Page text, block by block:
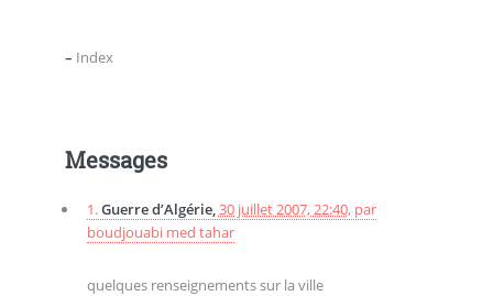
– Index
Messages
1.Guerre d’Algérie,30 juillet 2007, 22:40, par
boudjouabi med tahar
quelques renseignements sur la ville